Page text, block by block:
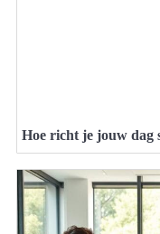
Hoe richt je jouw dag